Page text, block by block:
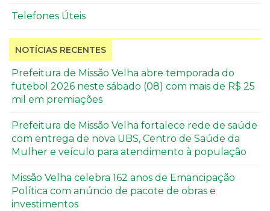
Telefones Úteis
NOTÍCIAS RECENTES
Prefeitura de Missão Velha abre temporada do
futebol 2026 neste sábado (08) com mais de R$ 25
mil em premiações
Prefeitura de Missão Velha fortalece rede de saúde
com entrega de nova UBS, Centro de Saúde da
Mulher e veículo para atendimento à população
Missão Velha celebra 162 anos de Emancipação
Política com anúncio de pacote de obras e
investimentos